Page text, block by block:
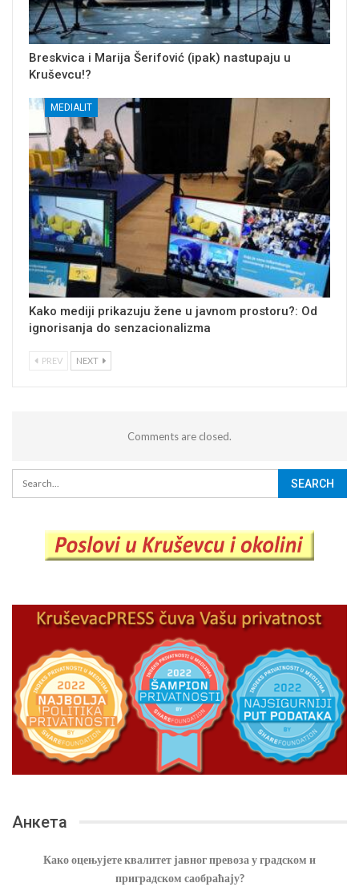
Breskvica i Marija Šerifović (ipak) nastupaju u
Kruševcu!?
MEDIALIT
Kako mediji prikazuju žene u javnom prostoru?: Od
ignorisanja do senzacionalizma
PREV NEXT
Comments are closed.
Анкета
Како оцењујете квалитет јавног превоза у градском и
приградском саобраћају?